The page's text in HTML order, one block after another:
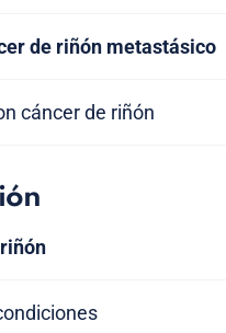
de riñón metastásico
cáncer de riñón